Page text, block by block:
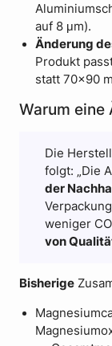
auf 8 μm).
Änderung
Produkt
statt 70×90
Warum eine
Die
folgt: „Die
der
weniger
von
Bisherige